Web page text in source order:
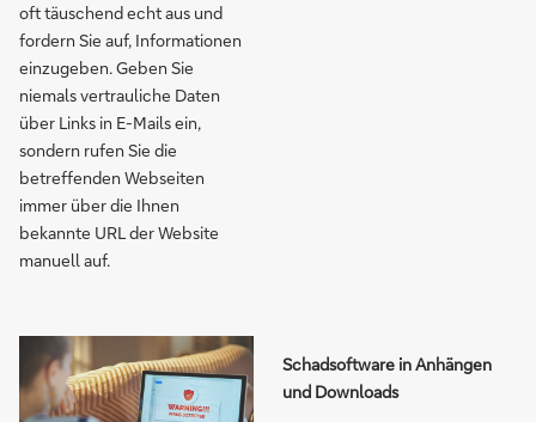
oft täuschend echt aus und
fordern Sie auf, Informationen
einzugeben. Geben Sie
niemals vertrauliche Daten
über Links in E-Mails ein,
sondern rufen Sie die
betreffenden Webseiten
immer über die Ihnen
bekannte URL der Website
manuell auf.
Schadsoftware in Anhängen
und Downloads